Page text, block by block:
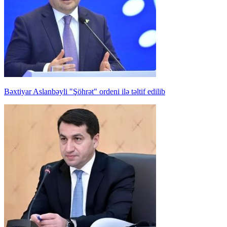
Bəxtiyar Aslanbəyli "Şöhrət" ordeni ilə təltif edilib